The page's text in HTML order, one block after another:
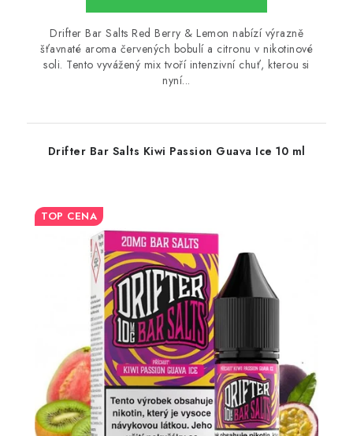
Drifter Bar Salts Red Berry & Lemon nabízí výrazně
šťavnaté aroma červených bobulí a citronu v nikotinové
soli. Tento vyvážený mix tvoří intenzivní chuť, kterou si
nyní...
Drifter Bar Salts Kiwi Passion Guava Ice 10 ml
TOP CENA